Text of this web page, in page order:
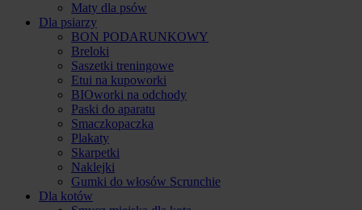
Maty dla psów
Dla psiarzy
BON PODARUNKOWY
Breloki
Saszetki treningowe
Etui na kupoworki
BIOworki na odchody
Paski do aparatu
Smaczkopaczka
Plakaty
Skarpetki
Naklejki
Gumki do włosów Scrunchie
Dla kotów